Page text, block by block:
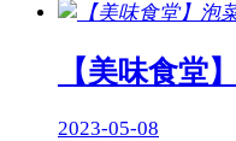
【美味食堂
2023-05-08